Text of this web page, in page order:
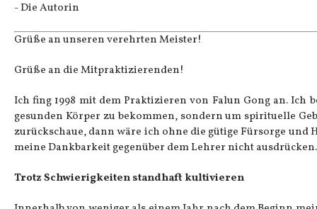
- Die Autorin
Grüße an unseren verehrten Meister!
Grüße an die Mitpraktizierenden!
Ich fing 1998 mit dem Praktizieren von Falun Gong an.
gesunden Körper zu bekommen, sondern um spirituelle
zurückschaue, dann wäre ich ohne die gütige Fürsorge
meine Dankbarkeit gegenüber dem Lehrer nicht
Trotz Schwierigkeiten standhaft kultivieren